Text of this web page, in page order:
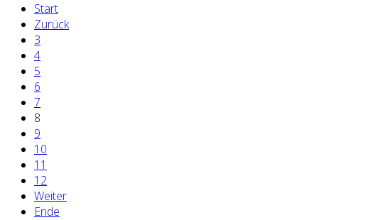
Start
Zurück
3
4
5
6
7
8
9
10
11
12
Weiter
Ende